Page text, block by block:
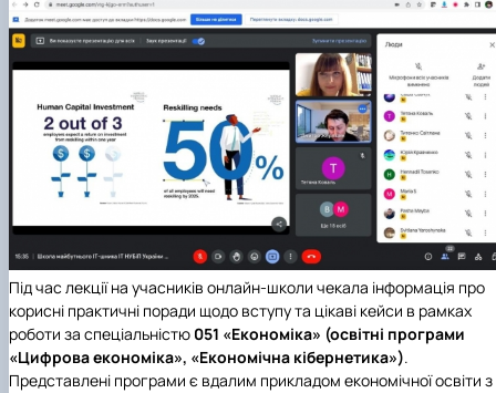
Під час лекції на учасників онлайн-школи чекала інформація про
корисні практичні поради щодо вступу та цікаві кейси в рамках
роботи за спеціальністю 051 «Економіка» (освітні програми
«Цифрова економіка», «Економічна кібернетика»).
Представлені програми є вдалим прикладом економічної освіти з